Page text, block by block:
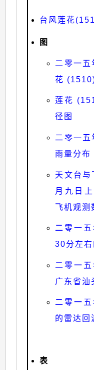
台风莲花
图
二零一五
花
莲花
径图
二零一五
雨量分布
天文台与
月九日
飞机观测
二零一
30分左
二零一
广东省汕
二零一
的雷达回
表